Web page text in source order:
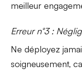
meilleur
Erreur n°3 :
Ne déployez
soigneusement,